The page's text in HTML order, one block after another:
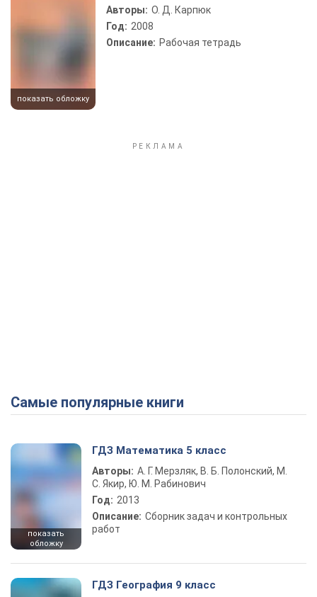
показать обложку
Авторы: О. Д. Карпюк
Год: 2008
Описание: Рабочая тетрадь
Самые популярные книги
показать
обложку
ГДЗ Математика 5 класс
Авторы: А. Г. Мерзляк, В. Б. Полонский, М.
С. Якир, Ю. М. Рабинович
Год: 2013
Описание: Сборник задач и контрольных
работ
ГДЗ География 9 класс